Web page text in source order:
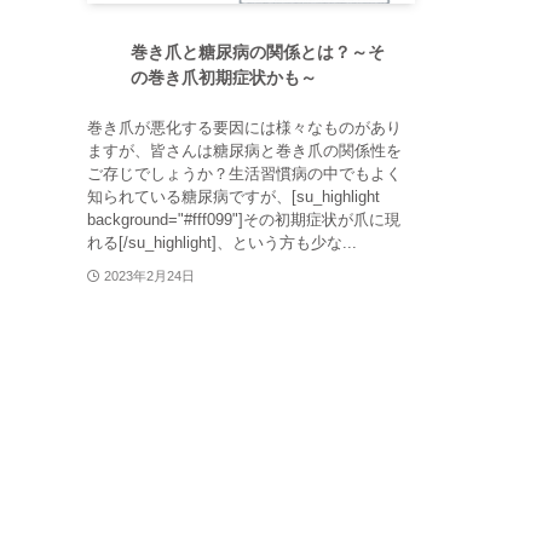
巻き爪と糖尿病の関係とは？～そ
の巻き爪初期症状かも～
巻き爪が悪化する要因には様々なものがあり
ますが、皆さんは糖尿病と巻き爪の関係性を
ご存じでしょうか？生活習慣病の中でもよく
知られている糖尿病ですが、[su_highlight
background="#fff099"]その初期症状が爪に現
れる[/su_highlight]、という方も少な...
2023年2月24日